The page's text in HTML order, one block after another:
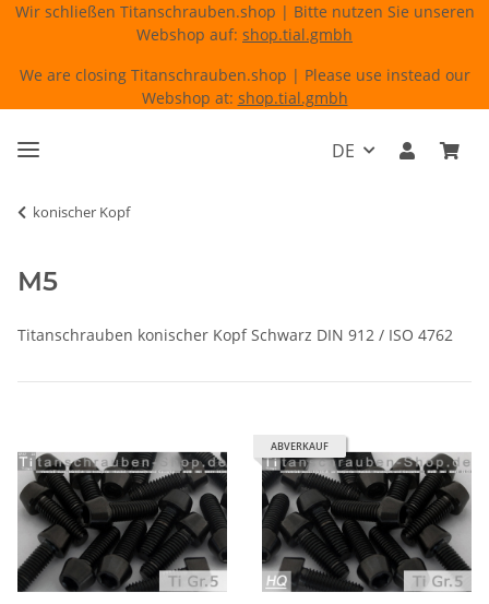
Wir schließen Titanschrauben.shop | Bitte nutzen Sie unseren
Webshop auf: shop.tial.gmbh
We are closing Titanschrauben.shop | Please use instead our
Webshop at: shop.tial.gmbh
DE
konischer Kopf
M5
Titanschrauben konischer Kopf Schwarz DIN 912 / ISO 4762
ABVERKAUF